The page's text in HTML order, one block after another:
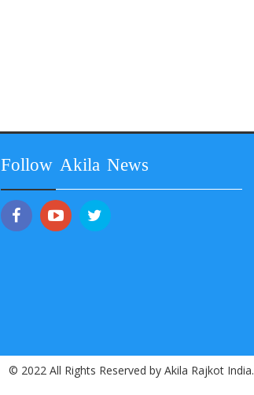
Follow Akila News
© 2022 All Rights Reserved by Akila Rajkot India.